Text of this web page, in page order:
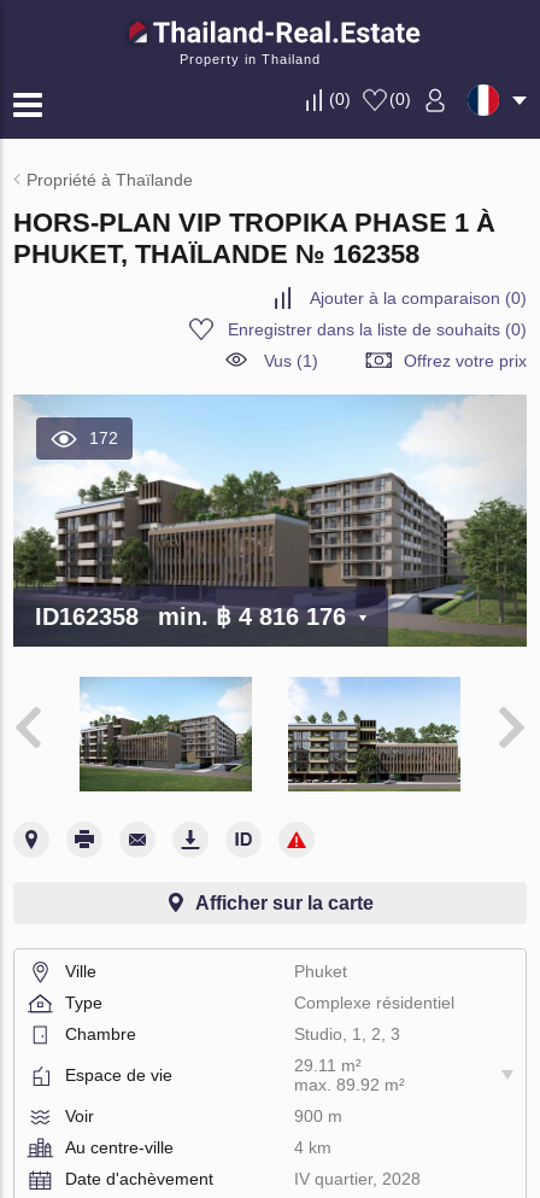
Property in Thailand
(0) (0)
Propriété à Thaïlande
HORS-PLAN VIP TROPIKA PHASE 1 À
PHUKET, THAÏLANDE № 162358
Ajouter à la comparaison (0)
Enregistrer dans la liste de souhaits(0)
Vus (1)
Offrez votre prix
172
ID162358 min.฿ 4 816 176
Afficher sur la carte
Ville
Phuket
Type
Complexe résidentiel
Chambre
Studio, 1, 2, 3
Espace de vie
29.11 m²
max. 89.92 m²
Voir
900 m
Au centre-ville
4 km
Date d'achèvement
IV quartier, 2028